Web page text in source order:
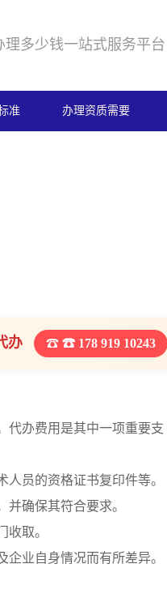
理多少钱一站式服务平台
准 办理资质需要
办 ☎ 178 919 10243
代办费用是其中一项重要支
员的资格证书复印件等。
确保其符合要求。
取。
业自身情况而有所差异。